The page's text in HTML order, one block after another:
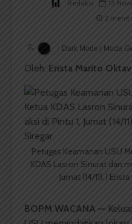
Redaksi 15
2 menit
Dark Mode | Moda
Oleh: Erista Marito
Petugas Keamanan USU
KDAS Lasron Sinurat dan
Jumat (14/11). |
BOPM WACANA —